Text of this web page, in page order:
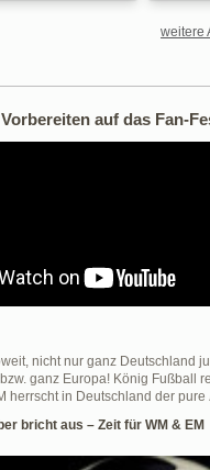
weitere
auf das Fan-
nicht nur ganz Deutschland
ganz Europa! König Fußball
herrscht in Deutschland der pure
bricht aus – Zeit für WM & EM